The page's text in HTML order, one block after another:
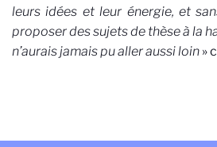
leurs idées et leur énergie, et
proposer des sujets de thèse à la
n’aurais jamais pu aller aussi loin »